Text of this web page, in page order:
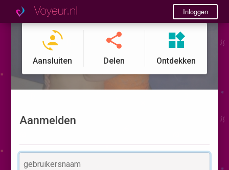
Inloggen
Aansluiten Delen Ontdekken
Aanmelden